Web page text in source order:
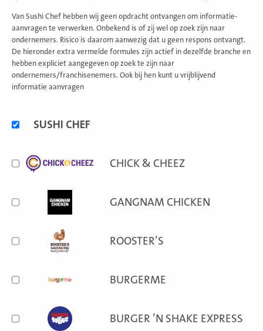
Van Sushi Chef hebben wij geen opdracht ontvangen om informatie-
aanvragen te verwerken. Onbekend is of zij wel op zoek zijn naar
ondernemers. Risico is daarom aanwezig dat u geen respons ontvangt.
De hieronder extra vermelde formules zijn actief in dezelfde branche en
hebben expliciet aangegeven op zoek te zijn naar
ondernemers/franchisenemers. Ook bij hen kunt u vrijblijvend
informatie aanvragen
formulesSUSHI CHEF
CHICK & CHEEZ
GANGNAM CHICKEN
ROOSTER’S
BURGERME
BURGER ’N SHAKE EXPRESS